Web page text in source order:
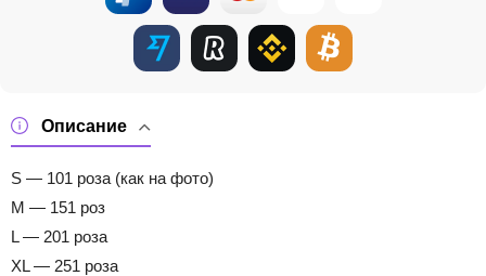
Описание
S — 101 роза (как на фото)
M — 151 роз
L — 201 роза
XL — 251 роза